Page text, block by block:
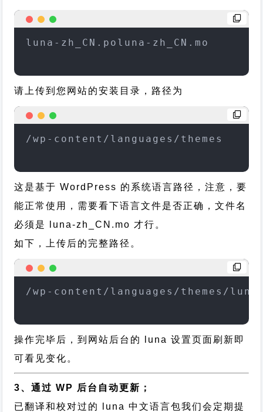
luna-zh_CN.poluna-zh_CN.mo
请上传到您网站的安装目录，路径为
/wp-content/languages/themes
这是基于 WordPress 的系统语言路径，注意，要
能正常使用，需要看下语言文件是否正确，文件名
必须是 luna-zh_CN.mo 才行。
如下，上传后的完整路径。
/wp-content/languages/themes/luna-
操作完毕后，到网站后台的 luna 设置页面刷新即
可看见变化。
3、通过 WP 后台自动更新；
已翻译和校对过的 luna 中文语言包我们会定期提